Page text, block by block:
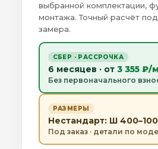
выбранной комплектации,
монтажа. Точный расчёт
замера.
СБЕР · РАССРОЧКА
6 месяцев · от 3 355 ₽/
Без первоначального
РАЗМЕРЫ
Нестандарт: Ш
Под заказ · детали по